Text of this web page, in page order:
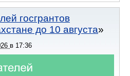
госгрантов
до 10 августа
в 17:36